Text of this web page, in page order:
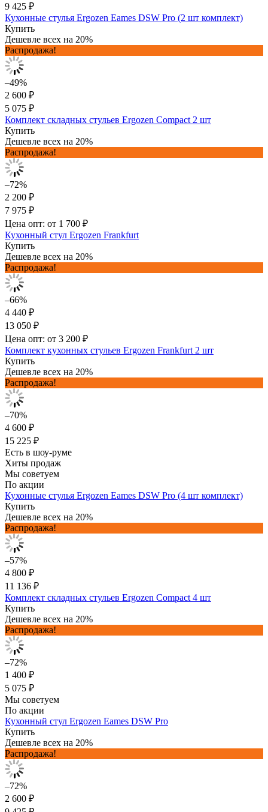
9 425 ₽
Кухонные стулья Ergozen Eames DSW Pro (2 шт комплект)
Купить
Дешевле всех на 20%
Распродажа!
–49%
2 600 ₽
5 075 ₽
Комплект складных стульев Ergozen Compact 2 шт
Купить
Дешевле всех на 20%
Распродажа!
–72%
2 200 ₽
7 975 ₽
Цена опт: от 1 700 ₽
Кухонный стул Ergozen Frankfurt
Купить
Дешевле всех на 20%
Распродажа!
–66%
4 440 ₽
13 050 ₽
Цена опт: от 3 200 ₽
Комплект кухонных стульев Ergozen Frankfurt 2 шт
Купить
Дешевле всех на 20%
Распродажа!
–70%
4 600 ₽
15 225 ₽
Есть в шоу-руме
Хиты продаж
Мы советуем
По акции
Кухонные стулья Ergozen Eames DSW Pro (4 шт комплект)
Купить
Дешевле всех на 20%
Распродажа!
–57%
4 800 ₽
11 136 ₽
Комплект складных стульев Ergozen Compact 4 шт
Купить
Дешевле всех на 20%
Распродажа!
–72%
1 400 ₽
5 075 ₽
Мы советуем
По акции
Кухонный стул Ergozen Eames DSW Pro
Купить
Дешевле всех на 20%
Распродажа!
–72%
2 600 ₽